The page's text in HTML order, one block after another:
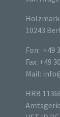
10243
Fon: +49
Fax: +49
Mail:
HRB